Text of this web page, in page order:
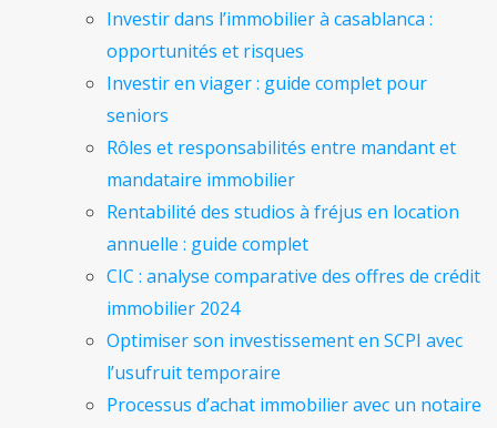
Investir dans l’immobilier à casablanca :
opportunités et risques
Investir en viager : guide complet pour
seniors
Rôles et responsabilités entre mandant et
mandataire immobilier
Rentabilité des studios à fréjus en location
annuelle : guide complet
CIC : analyse comparative des offres de crédit
immobilier 2024
Optimiser son investissement en SCPI avec
l’usufruit temporaire
Processus d’achat immobilier avec un notaire